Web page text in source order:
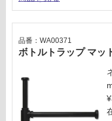
ボトルトラップ マッ
品番：WA00371